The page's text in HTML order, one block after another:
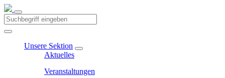
Unsere Sektion
Aktuelles
Veranstaltungen